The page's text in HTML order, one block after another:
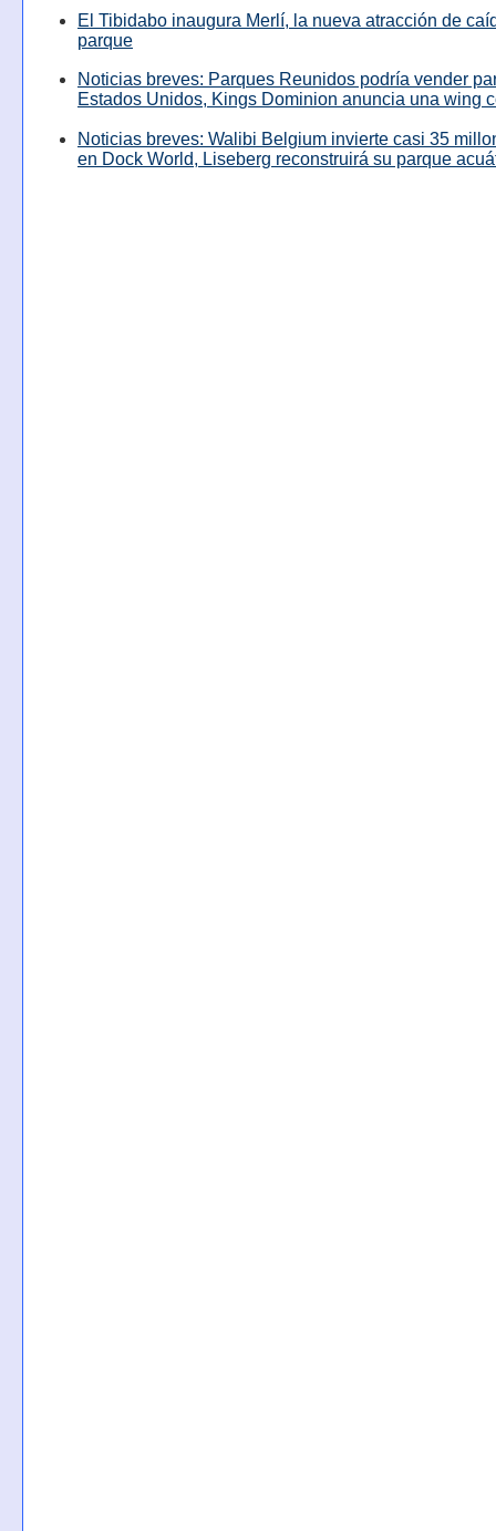
El Tibidabo inaugura Merlí, la nueva atracción de
parque
Noticias breves: Parques Reunidos podría vender
Estados Unidos, Kings Dominion anuncia una wing
Noticias breves: Walibi Belgium invierte casi 35
en Dock World, Liseberg reconstruirá su parque